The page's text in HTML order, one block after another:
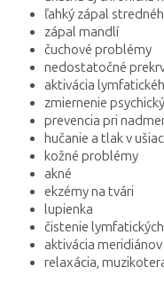
ľahký zápal
zápal mandlí
čuchové problémy
nedostatočné
aktivácia
zmiernenie
prevencia pri
hučanie a tlak v
kožné problémy
akné
ekzémy na tvári
lupienka
čistenie
aktivácia
relaxácia,